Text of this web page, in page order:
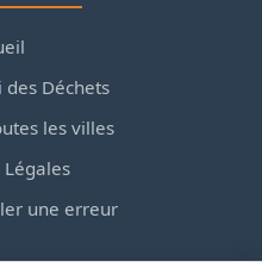
Déchets
les villes
une erreur